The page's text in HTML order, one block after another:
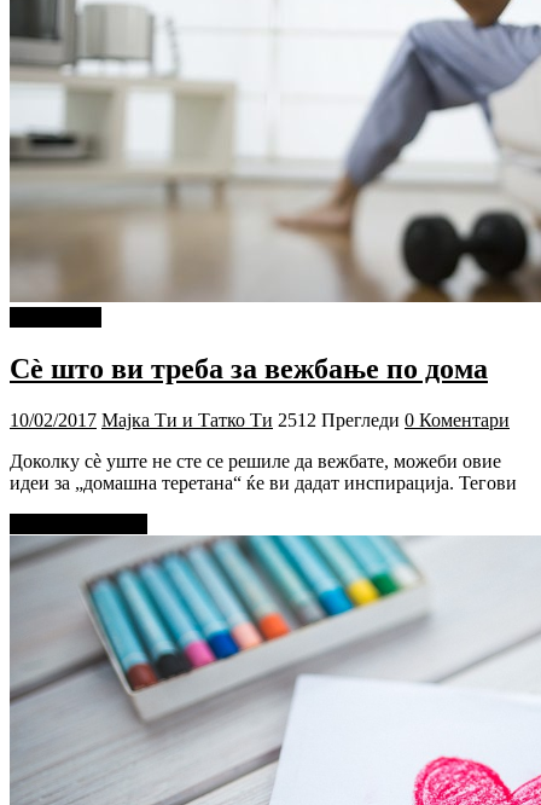
Сè што ви треба за вежбање по дома
10/02/2017 Мајка Ти и Татко Ти 2512 Прегледи 0 Коментари
Доколку сè уште не сте се решиле да вежбате, можеби овие
идеи за „домашна теретана“ ќе ви дадат инспирација. Тегови